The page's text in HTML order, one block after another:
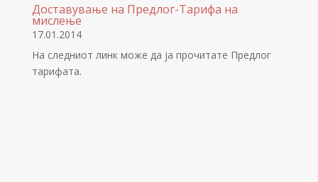
Доставување на Предлог-Тарифа на
мислење
17.01.2014
На следниот линк може да ja прочитате Предлог
тарифата.